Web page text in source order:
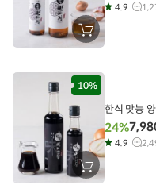
장
바
에
담
기
4.9
10%
장
바
한식 맛능
24%
4.9